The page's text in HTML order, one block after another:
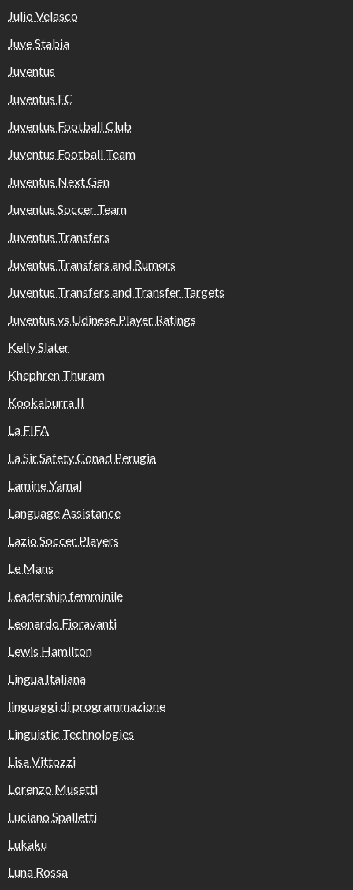
Julio Velasco
Juve Stabia
Juventus
Juventus FC
Juventus Football Club
Juventus Football Team
Juventus Next Gen
Juventus Soccer Team
Juventus Transfers
Juventus Transfers and Rumors
Juventus Transfers and Transfer Targets
Juventus vs Udinese Player Ratings
Kelly Slater
Khephren Thuram
Kookaburra II
La FIFA
La Sir Safety Conad Perugia
Lamine Yamal
Language Assistance
Lazio Soccer Players
Le Mans
Leadership femminile
Leonardo Fioravanti
Lewis Hamilton
Lingua Italiana
linguaggi di programmazione
Linguistic Technologies
Lisa Vittozzi
Lorenzo Musetti
Luciano Spalletti
Lukaku
Luna Rossa